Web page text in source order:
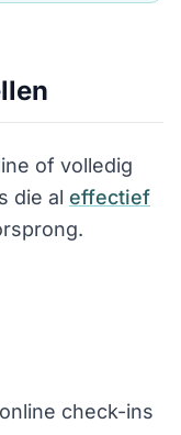
of volledig
die al effectief
check-ins